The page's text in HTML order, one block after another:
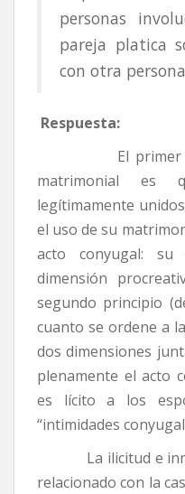
personas
pareja platica
con otra
Respuesta:
El primer
matrimonial es
legítimamente
el uso de su
acto conyugal:
dimensión
segundo principio
cuanto se ordene a
dos dimensiones
plenamente el acto
es lícito a los
“intimidades
La ilicitud e
relacionado con la